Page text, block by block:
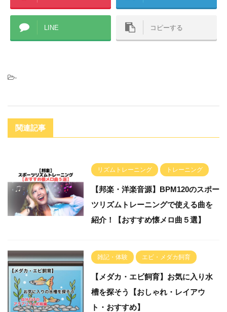
LINE コピーする
-
関連記事
リズムトレーニング トレーニング
【邦楽・洋楽音源】BPM120のスポー
ツリズムトレーニングで使える曲を
紹介！【おすすめ懐メロ曲５選】
雑記・体験 エビ・メダカ飼育
【メダカ・エビ飼育】お気に入り水
槽を探そう【おしゃれ・レイアウ
ト・おすすめ】